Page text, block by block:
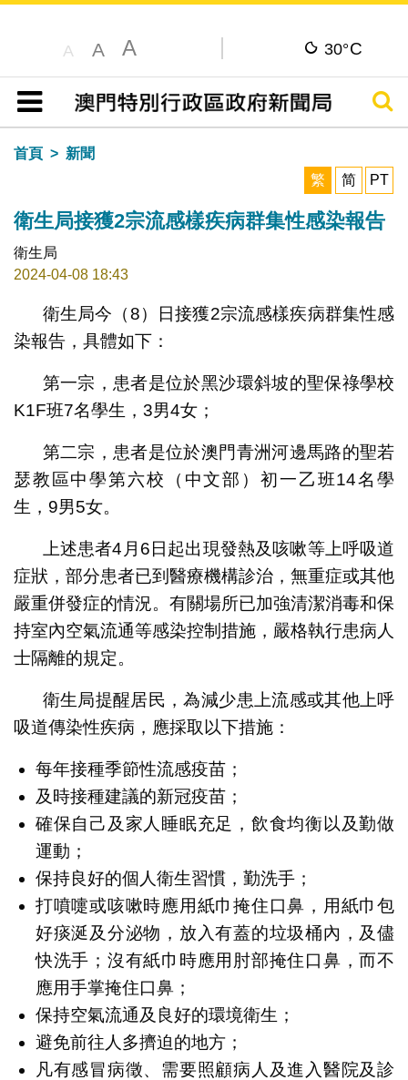
A A A 30°C
目錄
搜尋
首頁
新聞
繁
简 PT
衛生局接獲2宗流感樣疾病群集性感染報告
衛生局
2024-04-08 18:43
衛生局今（8）日接獲2宗流感樣疾病群集性感
染報告，具體如下：
第一宗，患者是位於黑沙環斜坡的聖保祿學校
K1F班7名學生，3男4女；
第二宗，患者是位於澳門青洲河邊馬路的聖若
瑟教區中學第六校（中文部）初一乙班14名學
生，9男5女。
上述患者4月6日起出現發熱及咳嗽等上呼吸道
症狀，部分患者已到醫療機構診治，無重症或其他
嚴重併發症的情況。有關場所已加強清潔消毒和保
持室內空氣流通等感染控制措施，嚴格執行患病人
士隔離的規定。
衛生局提醒居民，為減少患上流感或其他上呼
吸道傳染性疾病，應採取以下措施：
每年接種季節性流感疫苗；
及時接種建議的新冠疫苗；
確保自己及家人睡眠充足，飲食均衡以及勤做
運動；
保持良好的個人衛生習慣，勤洗手；
打噴嚏或咳嗽時應用紙巾掩住口鼻，用紙巾包
好痰涎及分泌物，放入有蓋的垃圾桶內，及儘
快洗手；沒有紙巾時應用肘部掩住口鼻，而不
應用手掌掩住口鼻；
保持空氣流通及良好的環境衛生；
避免前往人多擠迫的地方；
凡有感冒病徵、需要照顧病人及進入醫院及診